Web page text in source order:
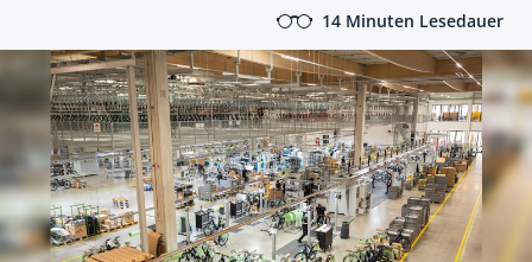
14 Minuten Lesedauer